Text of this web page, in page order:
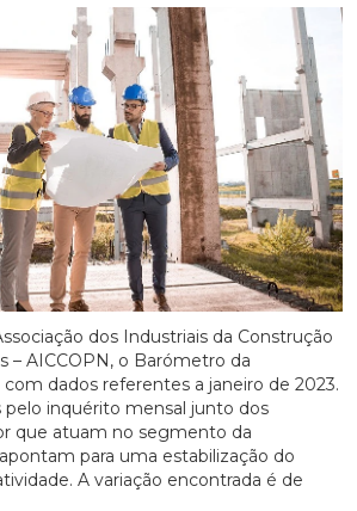
dos Industriais da Construção
– AICCOPN, o Barómetro da
com dados referentes a janeiro de 2023.
pelo inquérito mensal junto dos
que atuam no segmento da
para uma estabilização do
A variação encontrada é de